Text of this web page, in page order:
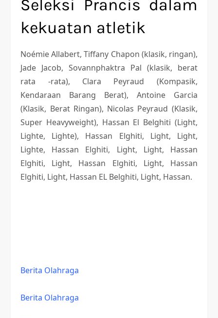
Seleksi Prancis dalam
kekuatan atletik
Noémie Allabert, Tiffany Chapon (klasik, ringan),
Jade Jacob, Sovannphaktra Pal (klasik, berat
rata -rata), Clara Peyraud (Kompasik,
Kendaraan Barang Berat), Antoine Garcia
(Klasik, Berat Ringan), Nicolas Peyraud (Klasik,
Super Heavyweight), Hassan El Belghiti (Light,
Lighte, Lighte), Hassan Elghiti, Light, Light,
Lighte, Hassan Elghiti, Light, Light, Hassan
Elghiti, Light, Hassan Elghiti, Light, Hassan
Elghiti, Light, Hassan EL Belghiti, Light, Hassan.
Berita Olahraga
Berita Olahraga